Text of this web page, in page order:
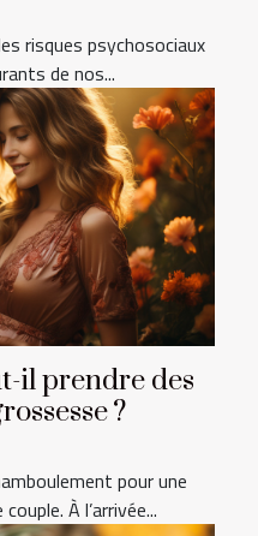
risques psychosociaux
de nos...
il prendre des
?
pour une
À l’arrivée...